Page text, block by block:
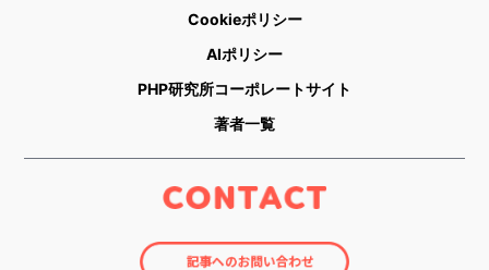
Cookieポリシー
AIポリシー
PHP研究所コーポレートサイト
著者一覧